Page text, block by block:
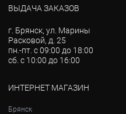
ВЫДАЧА ЗАКАЗОВ
г. Брянск, ул. Марины
Расковой, д. 25
пн.-пт. с 09:00 до 18:00
сб. с 10:00 до 16:00
ИНТЕРНЕТ МАГАЗИН
Брянск